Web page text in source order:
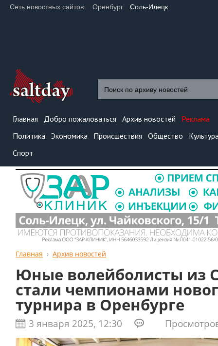
Сеть новостных сайтов: Оренбург Соль-Илецк
Главная Добро пожаловаться Архив новостей
Реклама
Политика Экономика Происшествия Общество
Спорт
Главная Архив новостей
Юные волейболисты из
стали чемпионами
турнира в Оренбурге
3 января 2025, 12:30